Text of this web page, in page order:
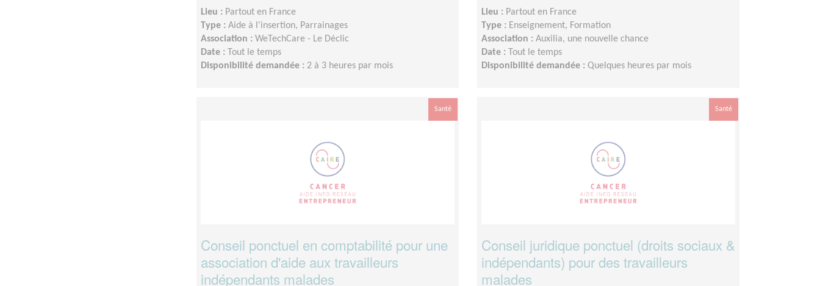
Lieu : Partout en France
Type : Aide à l'insertion, Parrainages
Association : WeTechCare - Le Déclic
Date :
Tout le temps
Disponibilité demandée : 2 à 3 heures par mois
Lieu : Partout en France
Type : Enseignement, Formation
Association : Auxilia, une nouvelle chance
Date :
Tout le temps
Disponibilité demandée : Quelques heures par mois
Santé
Conseil ponctuel en comptabilité pour une
association d'aide aux travailleurs
indépendants malades
Santé
Conseil juridique ponctuel (droits sociaux &
indépendants) pour des travailleurs
malades